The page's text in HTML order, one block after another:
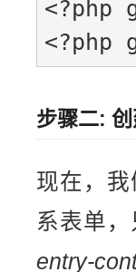
<?php
<?php
步骤二:
现在，
系表单，
entry-